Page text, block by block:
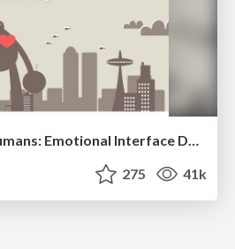
Learning to Love Humans: Emotional Interface Design
275 41k